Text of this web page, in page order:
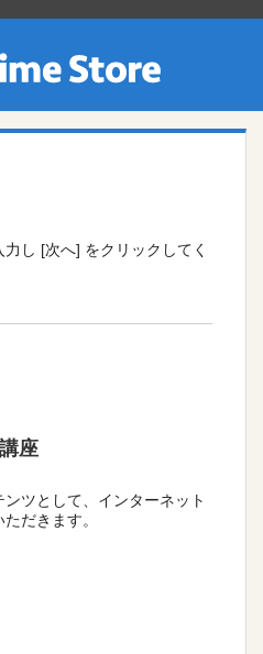
し [次へ] をクリックしてく
座
ツとして、インターネット
だきます。